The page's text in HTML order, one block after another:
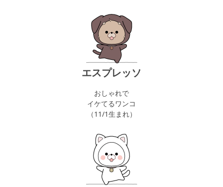
エスプレッソ
おしゃれで
イケてるワンコ
（11/1生まれ）